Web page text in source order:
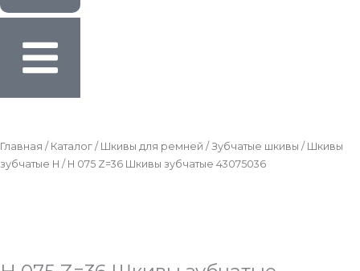
Главная / Каталог / Шкивы для ремней / Зубчатые шкивы / Шкивы
зубчатые H / H 075 Z=36 Шкивы зубчатые 43075036